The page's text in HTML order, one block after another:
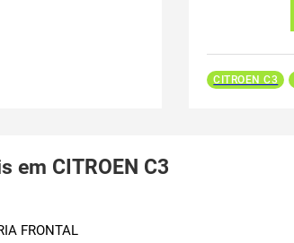
CITROEN C3
em CITROEN C3
FRONTAL